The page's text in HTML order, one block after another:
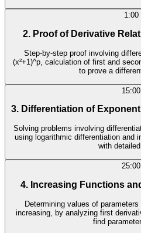
1:00
2. Proof of Derivative
Step-by-step proof involving
(x²+1)^p, calculation of first and
to prove a
15:00
3. Differentiation of
Solving problems involving
using logarithmic differentiation and
with
25:00
4. Increasing Functions
Determining values of
increasing, by analyzing first
find